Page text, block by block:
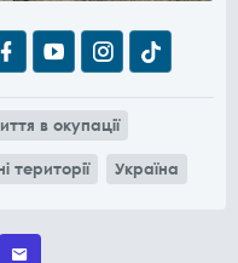
в окупації
території Україна